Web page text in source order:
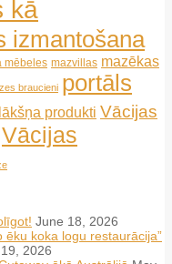
kā
izmantošana
mēbeles mazvillas mazēkas
braucieni portāls
produkti Vācijas
Vācijas
June 18, 2026
ēku koka logu restaurācija”
2026